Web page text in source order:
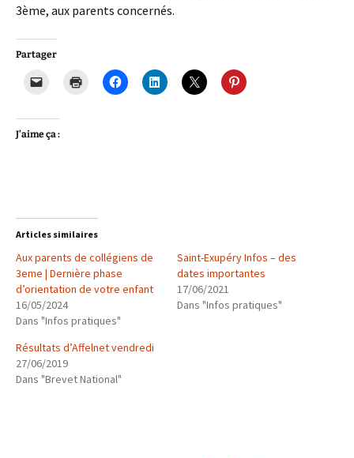
3ème, aux parents concernés.
Partager
J’aime ça :
Articles similaires
Aux parents de collégiens de
3eme | Dernière phase
d’orientation de votre enfant
16/05/2024
Dans "Infos pratiques"
Saint-Exupéry Infos – des
dates importantes
17/06/2021
Dans "Infos pratiques"
Résultats d’Affelnet vendredi
27/06/2019
Dans "Brevet National"